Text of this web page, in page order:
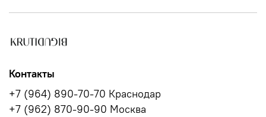
Контакты
+7 (964) 890-70-70 Краснодар
+7 (962) 870-90-90 Москва